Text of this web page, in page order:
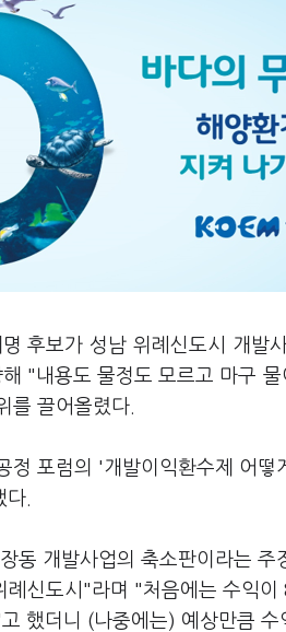
후보가 성남 위례신도시 개발
"내용도 물정도 모르고 마구
를 끌어올렸다.
포럼의 '개발이익환수제 어떻
다.
개발사업의 축소판이라는 주
신도시"라며 "처음에는 수익
했더니 (나중에는) 예상만큼